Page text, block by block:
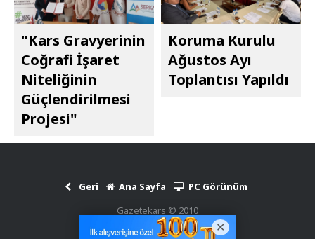
"Kars Gravyerinin
Coğrafi İşaret
Niteliğinin
Güçlendirilmesi
Projesi"
Koruma Kurulu
Ağustos Ayı
Toplantısı Yapıldı
Geri Ana Sayfa
PC Görünüm
Gazetekars © 2010
Haber Scripti